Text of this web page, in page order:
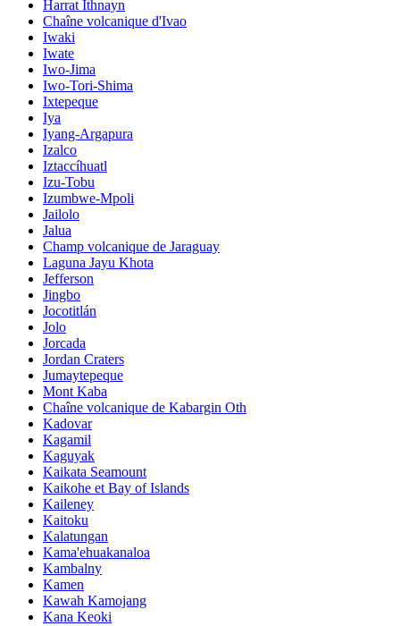
Harrat Ithnayn
Chaîne volcanique d'Ivao
Iwaki
Iwate
Iwo-Jima
Iwo-Tori-Shima
Ixtepeque
Iya
Iyang-Argapura
Izalco
Iztaccíhuatl
Izu-Tobu
Izumbwe-Mpoli
Jailolo
Jalua
Champ volcanique de Jaraguay
Laguna Jayu Khota
Jefferson
Jingbo
Jocotitlán
Jolo
Jorcada
Jordan Craters
Jumaytepeque
Mont Kaba
Chaîne volcanique de Kabargin Oth
Kadovar
Kagamil
Kaguyak
Kaikata Seamount
Kaikohe et Bay of Islands
Kaileney
Kaitoku
Kalatungan
Kama'ehuakanaloa
Kambalny
Kamen
Kawah Kamojang
Kana Keoki